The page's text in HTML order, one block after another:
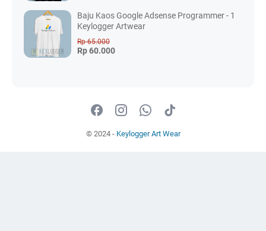
Baju Kaos Google Adsense Programmer - 1
Keylogger Artwear
Rp 65.000
Rp 60.000
© 2024 - Keylogger Art Wear